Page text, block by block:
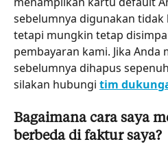
sebelumnya digunakan tidak
tetapi mungkin tetap
pembayaran kami. Jika
sebelumnya dihapus
silakan hubungi tim
Bagaimana cara saya
berbeda di faktur saya?